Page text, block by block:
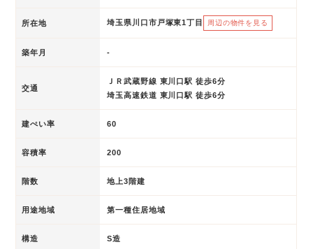
所在地 埼玉県川口市戸塚東1丁目 周辺の物件を見る
築年月 -
交通
ＪＲ武蔵野線 東川口駅 徒歩6分
埼玉高速鉄道 東川口駅 徒歩6分
建ぺい率 60
容積率 200
階数 地上3階建
用途地域 第一種住居地域
構造 S造